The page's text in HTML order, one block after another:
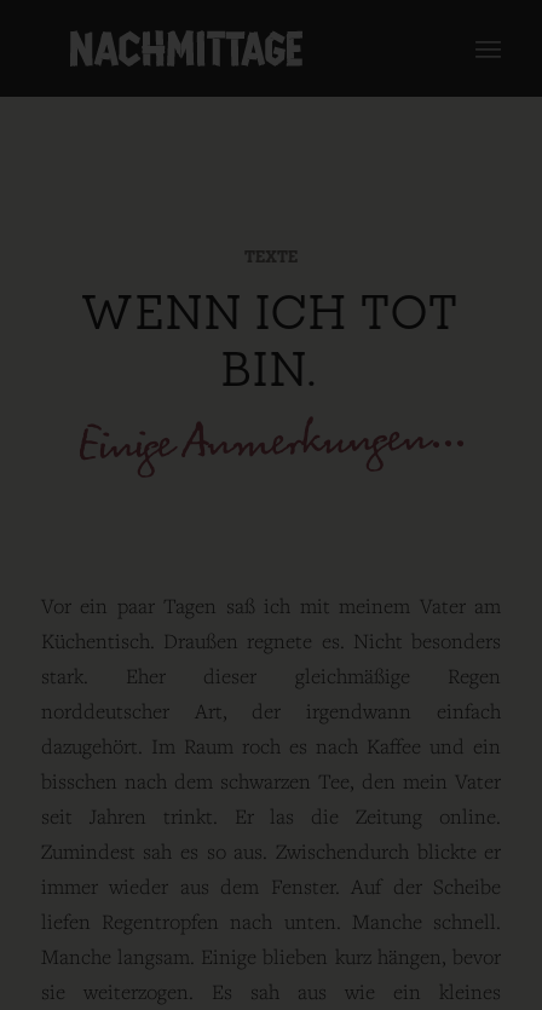
TEXTE
WENN ICH TOT
BIN.
Einige Anmerkungen...
Vor ein paar Tagen saß ich mit meinem Vater am
Küchentisch. Draußen regnete es. Nicht besonders
stark. Eher dieser gleichmäßige Regen
norddeutscher Art, der irgendwann einfach
dazugehört. Im Raum roch es nach Kaffee und ein
bisschen nach dem schwarzen Tee, den mein Vater
seit Jahren trinkt. Er las die Zeitung online.
Zumindest sah es so aus. Zwischendurch blickte er
immer wieder aus dem Fenster. Auf der Scheibe
liefen Regentropfen nach unten. Manche schnell.
Manche langsam. Einige blieben kurz hängen, bevor
sie weiterzogen. Es sah aus wie ein kleines